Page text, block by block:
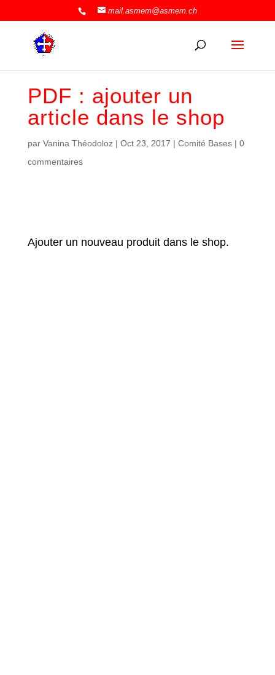
mail.asmem@asmem.ch
PDF : ajouter un
article dans le shop
par Vanina Théodoloz| Oct 23, 2017 | Comité Bases| 0
commentaires
Ajouter un nouveau produit dans le shop.